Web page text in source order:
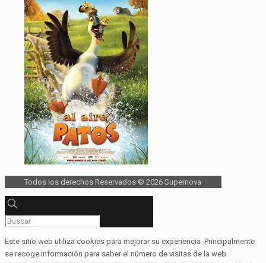
Todos los derechos Reservados © 2026 Supernova
Este sitio web utiliza cookies para mejorar su experiencia. Principalmente
se recoge información para saber el número de visitas de la web.